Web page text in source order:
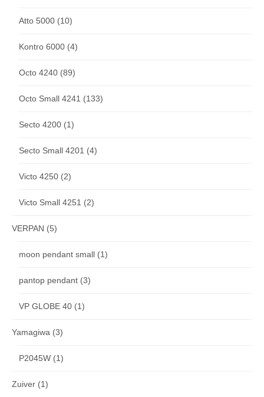
Atto 5000 (10)
Kontro 6000 (4)
Octo 4240 (89)
Octo Small 4241 (133)
Secto 4200 (1)
Secto Small 4201 (4)
Victo 4250 (2)
Victo Small 4251 (2)
VERPAN (5)
moon pendant small (1)
pantop pendant (3)
VP GLOBE 40 (1)
Yamagiwa (3)
P2045W (1)
Zuiver (1)